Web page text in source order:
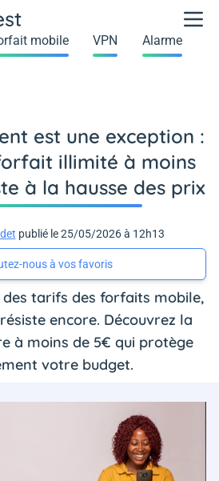
mobile VPN Alarme
est une exception :
illimité à moins
à la hausse des prix
publié le 25/05/2026 à 12h13
nous à vos favoris
tarifs des forfaits mobile,
encore. Découvrez la
à moins de 5€ qui protège
votre budget.